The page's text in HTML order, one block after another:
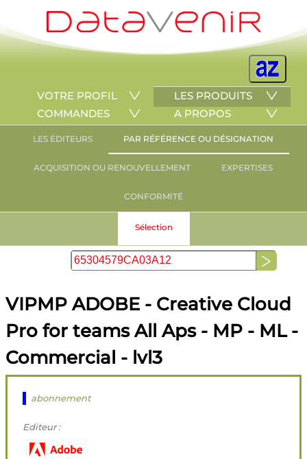
VOTRE PROFIL
LES PRODUITS
COMMANDES
A PROPOS
LES ÉDITEURS PAR RÉFÉRENCE OU DÉSIGNATION
ACQUISITION OU RENOUVELLEMENT EXPERTISES
CONFORMITÉ
Sélection
VIPMP ADOBE - Creative Cloud
Pro for teams All Aps - MP - ML -
Commercial - lvl3
abonnement
Editeur :